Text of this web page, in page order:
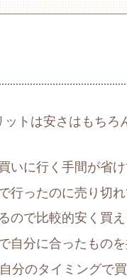
トは安さはもちろ
いに行く手間が省
行ったのに売り切
ので比較的安く買
自分に合ったもの
分のタイミングで